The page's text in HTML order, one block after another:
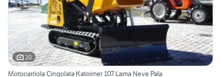
20
Motocarriola Cingolata Katoimer 107 Lama Neve Pala